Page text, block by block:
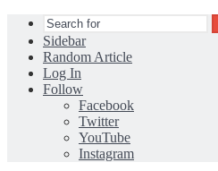
Sidebar
Random Article
Log In
Follow
Facebook
Twitter
YouTube
Instagram